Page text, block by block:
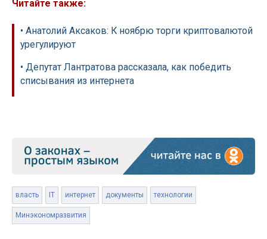
Читайте также:
• Анатолий Аксаков: К ноябрю торги криптовалютой
урегулируют
• Депутат Лантратова рассказала, как победить
списывания из интернета
власть IT интернет документы технологии
Минэкономразвития